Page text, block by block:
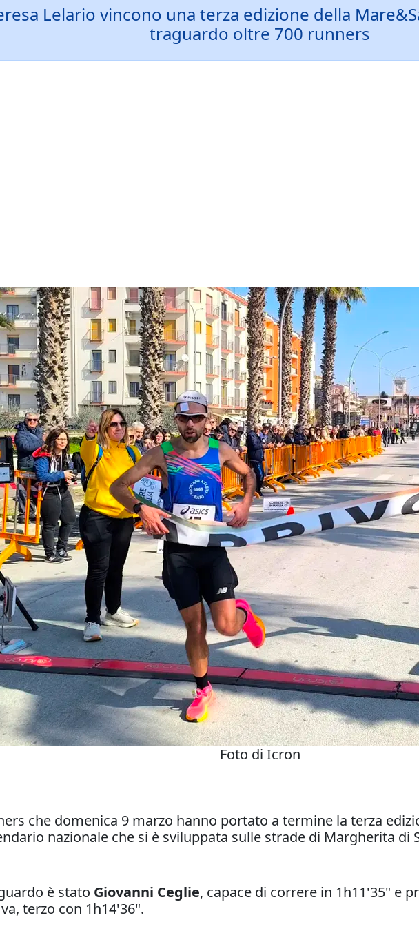
Lelario vincono una terza edizione della
traguardo oltre 700 runners
Foto di Icron
che domenica 9 marzo hanno portato a termine la terza
nazionale che si è sviluppata sulle strade di Margherita di
è stato Giovanni Ceglie, capace di correre in 1h11'35" e
terzo con 1h14'36".